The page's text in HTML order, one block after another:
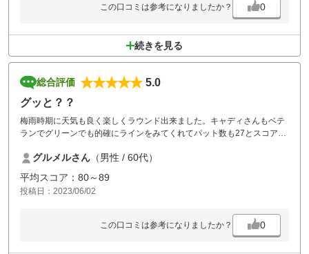
この口コミは参考になりましたか？ 0
続きを見る
総合評価
5.0
グッと？？
梅雨時期に天気も良く楽しくラウンド出来ました。キャディさんもベテ
ランでグリーンでも的確にラインをみてくれてパット数も27とスコアに
レストランは若手のスタッフが増えたように見えました。メニューは定
番のチャーハンを頂きました。いつもながら美味しかったですねぇ
～？？
つくいこの日、で安価でプレーが出来良かったです。また遊びに伺いま
グルメルさん （男性 / 60代）
平均スコア：80～89
投稿日：2023/06/02
この口コミは参考になりましたか？ 0